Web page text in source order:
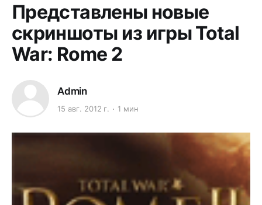
Представлены новые
скриншоты из игры Total
War: Rome 2
Admin
15 авг. 2012 г. 1 мин